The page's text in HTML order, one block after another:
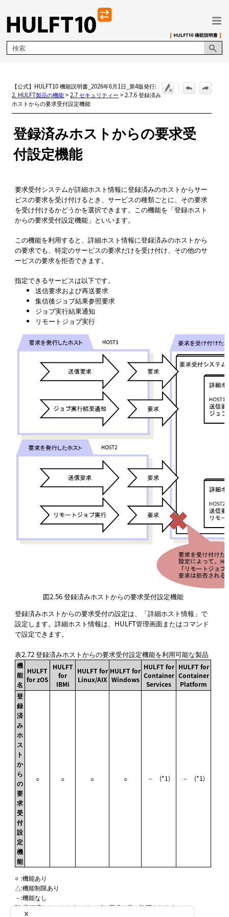
メイン コンテンツにスキップ
【公式】HULFT10 機能説明書_2026年6月1日_第4版発行:
2. HULFT製品の機能>2.7 セキュリティー >2.7.6 登録済み
ホストからの要求受付設定機能
登録済みホストからの要求受
付設定機能
要求受付システムが詳細ホスト情報に登録済みのホストからサー
ビスの要求を受け付けるとき、サービスの種類ごとに、その要求
を受け付けるかどうかを選択できます。この機能を「登録ホスト
からの要求受付設定機能」といいます。
この機能を利用すると、詳細ホスト情報に登録済みのホストから
の要求でも、特定のサービスの要求だけを受け付け、その他のサ
ービスの要求を拒否できます。
指定できるサービスは以下です。
送信要求および再送要求
集信後ジョブ結果参照要求
ジョブ実行結果通知
リモートジョブ実行
図2.56登録済みホストからの要求受付設定機能
登録済みホストからの要求受付の設定は、「詳細ホスト情報」で
設定します。詳細ホスト情報は、HULFT管理画面またはコマンド
で設定できます。
表2.72登録済みホストからの要求受付設定機能を利用可能な製品
機
能
名
HULFT
for zOS
HULFT
for
IBMi
HULFT for
Linux/AIX
HULFT for
Windows
HULFT for
Container
Services
HULFT for
Container
Platform
登
録
済
み
ホ
ス
ト
か
ら
の
要
求
受
付
設
定
機
能
○ ○ ○ ○ － (*1) － (*1)
○ :機能あり
△:機能制限あり
－ :機能なし
*1:登録済みホストからのサービス要求は常に許可されます。